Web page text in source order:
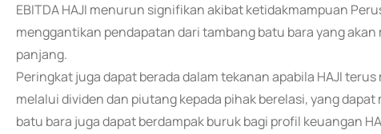
EBITDA HAJI menurun signifikan akibat ketidakmampuan
menggantikan pendapatan dari tambang batu bara yang
panjang.
Peringkat juga dapat berada dalam tekanan apabila HAJI
melalui dividen dan piutang kepada pihak berelasi, yang
batu bara juga dapat berdampak buruk bagi profil keuangan